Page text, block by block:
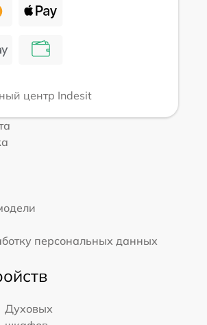
центр Indesit
персональных данных
Духовых